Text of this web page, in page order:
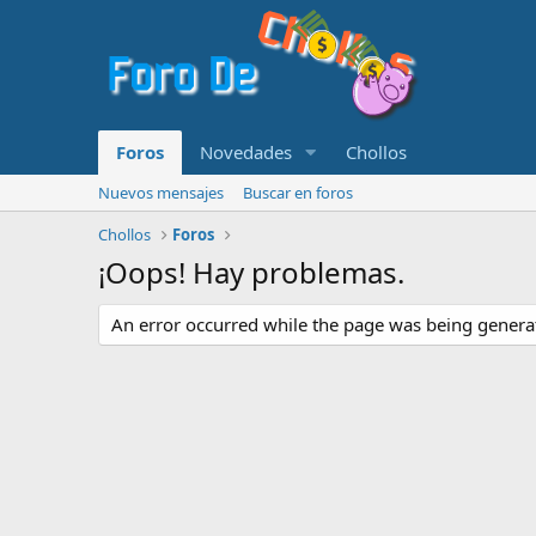
Foros Novedades Chollos
Nuevos mensajes
Buscar en foros
Chollos
Foros
¡Oops! Hay problemas.
An error occurred while the page was being